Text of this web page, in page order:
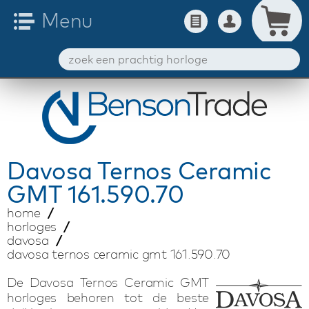
Davosa Ternos Ceramic
GMT 161.590.70
home
horloges
davosa
davosa ternos ceramic gmt 161.590.70
De Davosa Ternos Ceramic GMT
horloges behoren tot de beste